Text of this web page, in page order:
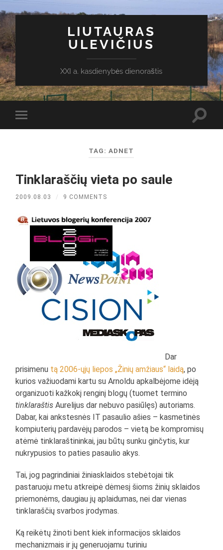
LIUTAURAS
ULEVIČIUS
XXI a. kasdienybės dienoraštis
Toggle
mobile
TAG:ADNET
Tinklaraščių vieta po saule
2009.08.03 / 9 COMMENTS
Dar
prisimenu tą 2006-ųjų liepos „Žinių amžiaus“ laidą, po
kurios važiuodami kartu su Arnoldu apkalbėjome idėją
organizuoti kažkokį renginį blogų (tuomet termino
tinklaraštis Aurelijus dar nebuvo pasiūlęs) autoriams.
Dabar, kai ankstesnės IT pasaulio ašies – kasmetinės
kompiuterių pardavėjų parodos – vietą be kompromisų
atėmė tinklaraštininkai, jau būtų sunku ginčytis, kur
nukrypusios to paties pasaulio akys.
Tai, jog pagrindiniai žiniasklaidos stebėtojai tik
pastaruoju metu atkreipė dėmesį šioms žinių sklaidos
priemonėms, daugiau jų aplaidumas, nei dar vienas
tinklaraščių svarbos įrodymas.
Ką reikėtų žinoti bent kiek informacijos sklaidos
mechanizmais ir jų generuojamu turiniu